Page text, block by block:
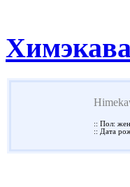
:: Пол:
:: Дата